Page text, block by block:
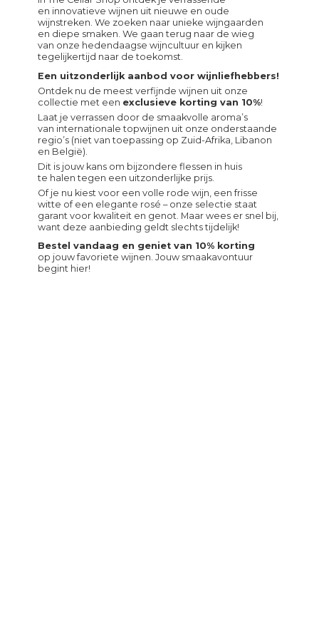
en innovatieve wijnen uit nieuwe en oude
wijnstreken. We zoeken naar unieke wijngaarden
en diepe smaken. We gaan terug naar de wieg
van onze hedendaagse wijncultuur en kijken
tegelijkertijd naar de toekomst.
Een uitzonderlijk aanbod voor wijnliefhebbers!
Ontdek nu de meest verfijnde wijnen uit onze
collectie met een exclusieve korting van 10%!
Laat je verrassen door de smaakvolle aroma’s
van internationale topwijnen uit onze onderstaande
regio’s (niet van toepassing op Zuid-Afrika, Libanon
en België).
Dit is jouw kans om bijzondere flessen in huis
te halen tegen een uitzonderlijke prijs.
Of je nu kiest voor een volle rode wijn, een frisse
witte of een elegante rosé – onze selectie staat
garant voor kwaliteit en genot. Maar wees er snel bij,
want deze aanbieding geldt slechts tijdelijk!
Bestel vandaag en geniet van 10% korting
op jouw favoriete wijnen. Jouw smaakavontuur
begint hier!